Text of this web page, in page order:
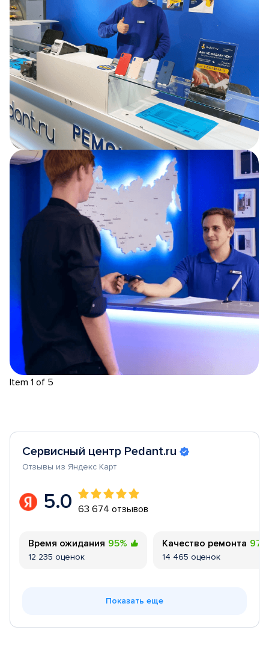
Item 1 of 5
Сервисный центр Pedant.ru
Отзывы из Яндекс Карт
5.0 63 674 отзывов
Время ожидания 95%
12 235 оценок
Качество ремонта 97%
14 465 оценок
Показать еще